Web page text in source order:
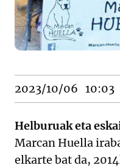
2023/10/06 10:03
Helburuak eta
Marcan Huella
elkarte bat da,